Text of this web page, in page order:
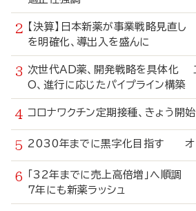
【決算】日本新薬が事業戦略見
を明確化、導出入を盛んに
次世代AD薬、開発戦略を具体化
O、進行に応じたパイプライン構築
コロナワクチン定期接種、きょう
2030年までに黒字化目指す オン
「32年までに売上高倍増」へ順調
7年にも新薬ラッシュ